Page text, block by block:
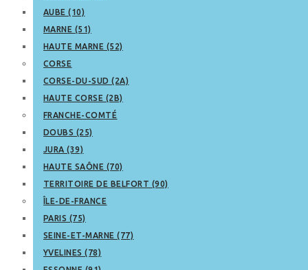
AUBE (10)
MARNE (51)
HAUTE MARNE (52)
CORSE
CORSE-DU-SUD (2A)
HAUTE CORSE (2B)
FRANCHE-COMTÉ
DOUBS (25)
JURA (39)
HAUTE SAÔNE (70)
TERRITOIRE DE BELFORT (90)
ÎLE-DE-FRANCE
PARIS (75)
SEINE-ET-MARNE (77)
YVELINES (78)